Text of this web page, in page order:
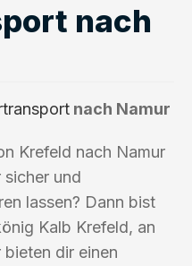
nach
nach Namur
Krefeld nach Namur
und
lassen? Dann bist
Kalb Krefeld, an
dir einen